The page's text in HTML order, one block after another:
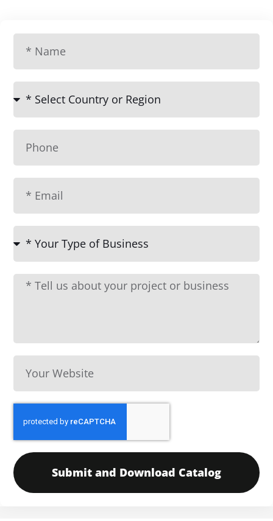
Submit and Download Catalog